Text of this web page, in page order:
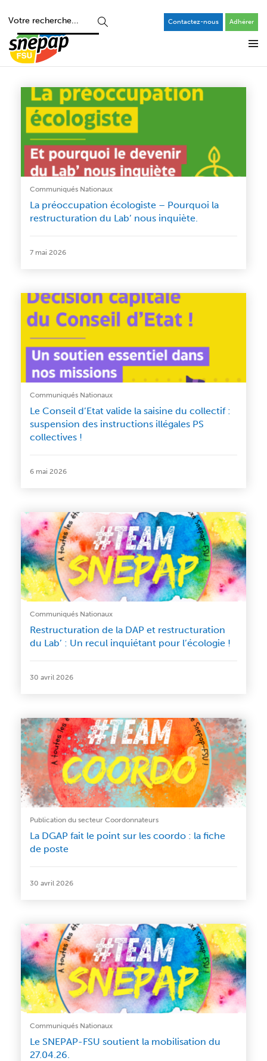
Contactez-nous Adhérer
Communiqués Nationaux
La préoccupation écologiste – Pourquoi la
restructuration du Lab’ nous inquiète.
7 mai 2026
Communiqués Nationaux
Le Conseil d’Etat valide la saisine du collectif :
suspension des instructions illégales PS
collectives !
6 mai 2026
Communiqués Nationaux
Restructuration de la DAP et restructuration
du Lab’ : Un recul inquiétant pour l’écologie !
30 avril 2026
Publication du secteur Coordonnateurs
La DGAP fait le point sur les coordo : la fiche
de poste
30 avril 2026
Communiqués Nationaux
Le SNEPAP-FSU soutient la mobilisation du
27.04.26.